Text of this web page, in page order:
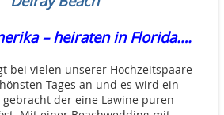
– heiraten in Florida….
bei vielen unserer Hochzeitspaare
Tages an und es wird ein
der eine Lawine puren